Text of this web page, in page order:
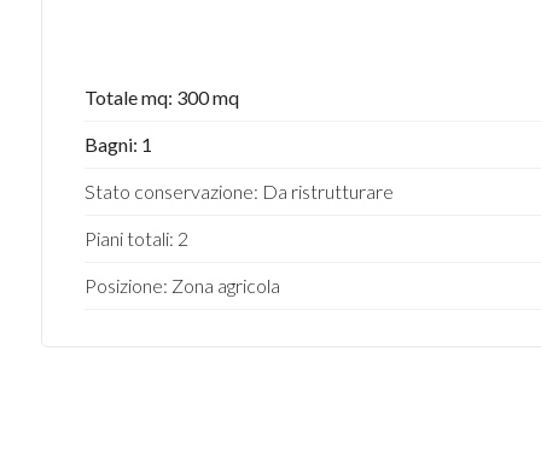
Totale mq: 300 mq
Bagni: 1
Stato conservazione: Da ristrutturare
Piani totali: 2
Posizione: Zona agricola